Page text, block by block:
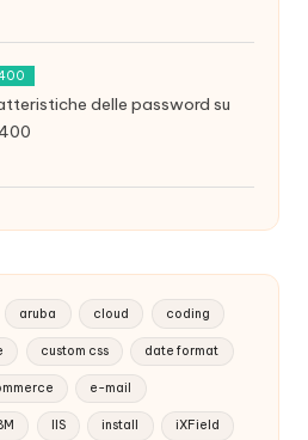
delle password su
aruba cloud coding
custom css date format
e-mail
IIS install iXField